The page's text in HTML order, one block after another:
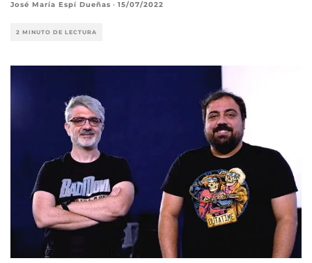
José María Espí Dueñas · 15/07/2022
2 MINUTO DE LECTURA